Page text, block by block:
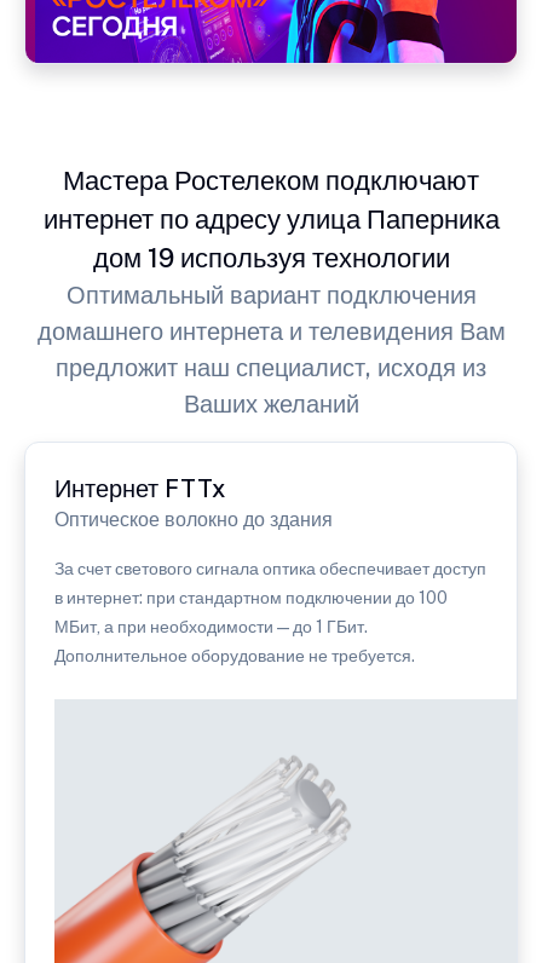
Мастера Ростелеком подключают
интернет по адресу улица Паперника
дом 19 используя технологии
Оптимальный вариант подключения
домашнего интернета и телевидения Вам
предложит наш специалист, исходя из
Ваших желаний
Интернет FTTx
Оптическое волокно до здания
За счет светового сигнала оптика обеспечивает доступ
в интернет: при стандартном подключении до 100
МБит, а при необходимости — до 1 ГБит.
Дополнительное оборудование не требуется.